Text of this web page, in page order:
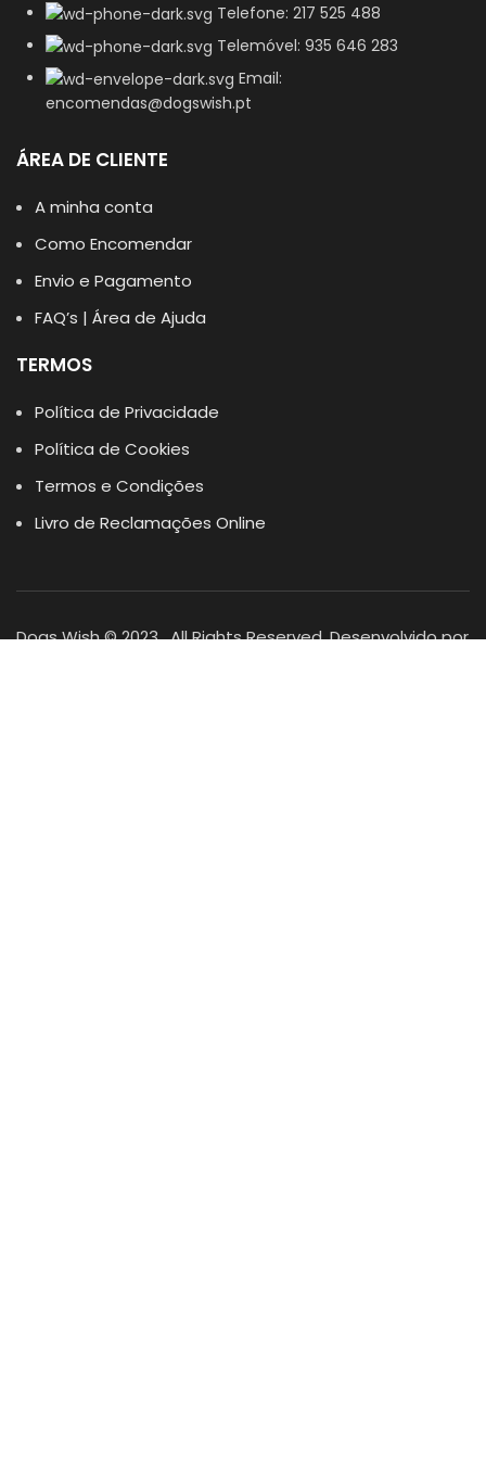
Telefone: 217 525 488
Telemóvel: 935 646 283
Email:
encomendas@dogswish.pt
ÁREA DE CLIENTE
A minha conta
Como Encomendar
Envio e Pagamento
FAQ’s | Área de Ajuda
TERMOS
Política de Privacidade
Política de Cookies
Termos e Condições
Livro de Reclamações Online
Dogs Wish © 2023 . All Rights Reserved. Desenvolvido por